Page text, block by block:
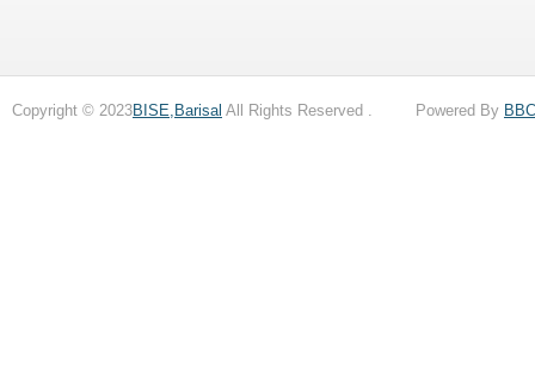
Copyright © 2023BISE,Barisal All Rights Reserved . Powered By